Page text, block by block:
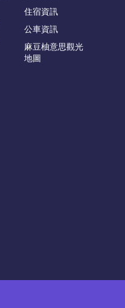
住宿資訊
公車資訊
麻豆柚意思觀光
地圖